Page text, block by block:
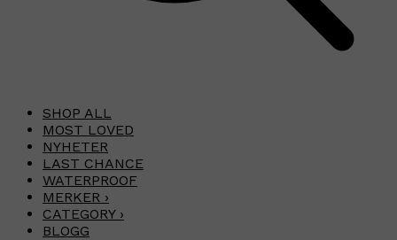
SHOP ALL
MOST LOVED
NYHETER
LAST CHANCE
WATERPROOF
MERKER ›
CATEGORY ›
BLOGG